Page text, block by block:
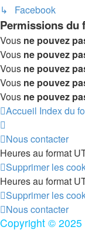
↳ Facebook
Permissions du
Vous ne pouvez
Vous ne pouvez
Vous ne pouvez
Vous ne pouvez
Vous ne pouvez
Accueil Index du
Nous contacter
Heures au format
Supprimer les
Heures au format
Supprimer les
Nous contacter
Copyright © 2025